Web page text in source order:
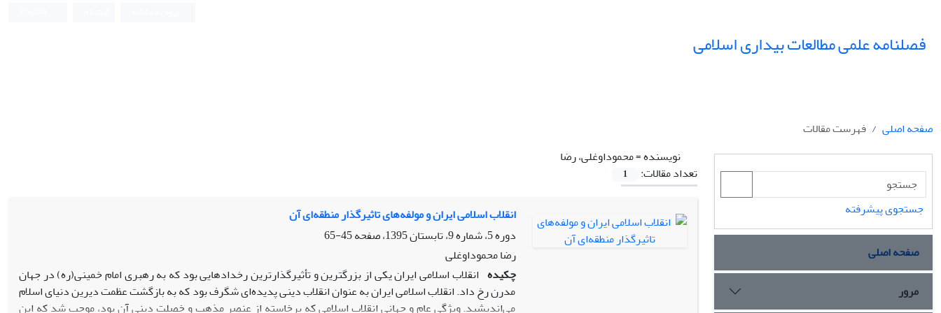
فصلنامه علمی مطالعات بیداری اسلامی
صفحه اصلی
فهرست مقالات
نویسنده =محموداوغلی، رضا
تعداد مقالات:
1
انقلاب اسلامی ایران و مولفه‌های تاثیرگذار منطقه‌ای آن
دوره 5، شماره 9، تابستان 1395، صفحه
45-65
رضا محموداوغلی
چکیده انقلاب اسلامی ایران یکی از بزرگترین و تأثیرگذارترین رخدادهایی بود که به رهبری امام خمینی(ره) در جهان
مدرن رخ داد. انقلاب اسلامی ایران به عنوان انقلاب دینی پدیده‌ای شگرف بود که به بازگشت عظمت دیرین دنیای اسلام
می‌اندیشید. ویژگی عام و جهانی انقلاب اسلامی که برخاسته از عنصر مذهب و خصلت دینی آن بود، موجب شد که این
جستجوی پیشرفته
صفحه اصلی
مرور